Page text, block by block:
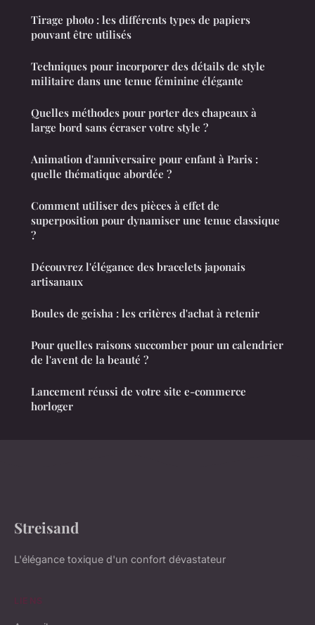
Tirage photo : les différents types de papiers
pouvant être utilisés
Techniques pour incorporer des détails de style
militaire dans une tenue féminine élégante
Quelles méthodes pour porter des chapeaux à
large bord sans écraser votre style ?
Animation d'anniversaire pour enfant à Paris :
quelle thématique abordée ?
Comment utiliser des pièces à effet de
superposition pour dynamiser une tenue classique
?
Découvrez l'élégance des bracelets japonais
artisanaux
Boules de geisha : les critères d'achat à retenir
Pour quelles raisons succomber pour un calendrier
de l'avent de la beauté ?
Lancement réussi de votre site e-commerce
horloger
Streisand
L'élégance toxique d'un confort dévastateur
LIENS